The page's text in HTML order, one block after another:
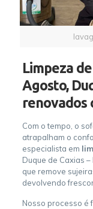
Limpeza
Agosto,
renovados
Com o tempo, o
atrapalham o
especialista em
Duque de Caxias
que remove
devolvendo
Nosso processo é